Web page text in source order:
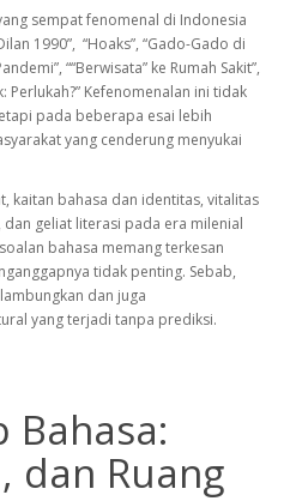
sempat fenomenal di Indonesia
1990”, “Hoaks”, “Gado-Gado di
““Berwisata” ke Rumah Sakit”,
Perlukah?” Kefenomenalan ini tidak
pada beberapa esai lebih
yang cenderung menyukai
kaitan bahasa dan identitas, vitalitas
geliat literasi pada era milenial
bahasa memang terkesan
tidak penting. Sebab,
dan juga
yang terjadi tanpa prediksi.
Bahasa:
dan Ruang